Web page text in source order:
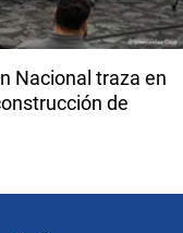
Nacional traza en
de